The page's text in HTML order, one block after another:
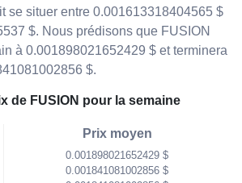
se situer entre 0.001613318404565 $
$. Nous prédisons que FUSION
à 0.001898021652429 $ et terminera
$.
de FUSION pour la semaine
Prix moyen
0.001898021652429 $
0.001841081002856 $